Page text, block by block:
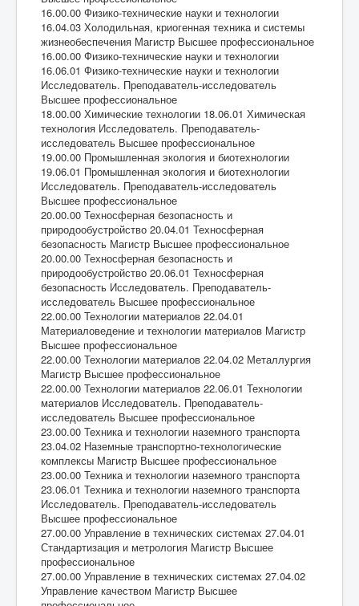
16.00.00 Физико-технические науки и технологии
16.04.03 Холодильная, криогенная техника и системы
жизнеобеспечения Магистр Высшее профессиональное
16.00.00 Физико-технические науки и технологии
16.06.01 Физико-технические науки и технологии
Исследователь. Преподаватель-исследователь
Высшее профессиональное
18.00.00 Химические технологии 18.06.01 Химическая
технология Исследователь. Преподаватель-
исследователь Высшее профессиональное
19.00.00 Промышленная экология и биотехнологии
19.06.01 Промышленная экология и биотехнологии
Исследователь. Преподаватель-исследователь
Высшее профессиональное
20.00.00 Техносферная безопасность и
природообустройство 20.04.01 Техносферная
безопасность Магистр Высшее профессиональное
20.00.00 Техносферная безопасность и
природообустройство 20.06.01 Техносферная
безопасность Исследователь. Преподаватель-
исследователь Высшее профессиональное
22.00.00 Технологии материалов 22.04.01
Материаловедение и технологии материалов Магистр
Высшее профессиональное
22.00.00 Технологии материалов 22.04.02 Металлургия
Магистр Высшее профессиональное
22.00.00 Технологии материалов 22.06.01 Технологии
материалов Исследователь. Преподаватель-
исследователь Высшее профессиональное
23.00.00 Техника и технологии наземного транспорта
23.04.02 Наземные транспортно-технологические
комплексы Магистр Высшее профессиональное
23.00.00 Техника и технологии наземного транспорта
23.06.01 Техника и технологии наземного транспорта
Исследователь. Преподаватель-исследователь
Высшее профессиональное
27.00.00 Управление в технических системах 27.04.01
Стандартизация и метрология Магистр Высшее
профессиональное
27.00.00 Управление в технических системах 27.04.02
Управление качеством Магистр Высшее